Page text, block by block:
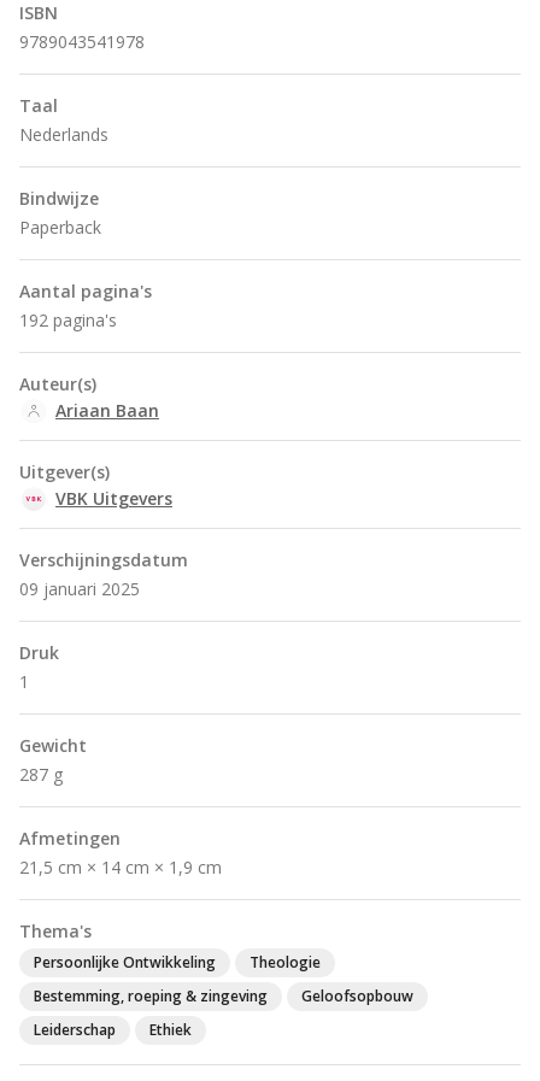
ISBN
9789043541978
Taal
Nederlands
Bindwijze
Paperback
Aantal pagina's
192 pagina's
Auteur(s)
Ariaan Baan
Uitgever(s)
VBK Uitgevers
Verschijningsdatum
09 januari 2025
Druk
1
Gewicht
287 g
Afmetingen
21,5 cm × 14 cm × 1,9 cm
Thema's
Persoonlijke Ontwikkeling
Theologie
Bestemming, roeping & zingeving
Geloofsopbouw
Leiderschap
Ethiek